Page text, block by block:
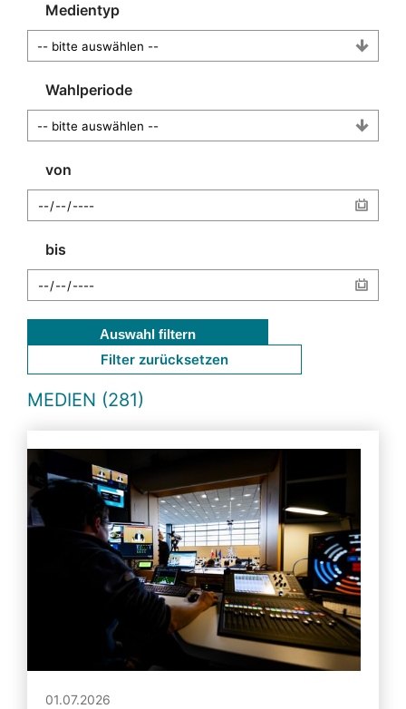
Medientyp
Wahlperiode
von
bis
Auswahl filtern
Filter zurücksetzen
MEDIEN (281)
01.07.2026